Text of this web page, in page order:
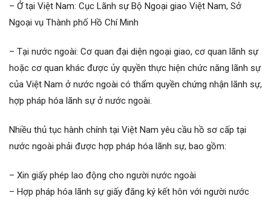
– Ở tại Việt Nam: Cục Lãnh sự Bộ Ngoại giao Việt Nam, Sở
Ngoại vụ Thành phố Hồ Chí Minh
– Tại nước ngoài: Cơ quan đại diện ngoại giao, cơ quan lãnh sự
hoặc cơ quan khác được ủy quyền thực hiện chức năng lãnh sự
của Việt Nam ở nước ngoài có thẩm quyền chứng nhận lãnh sự,
hợp pháp hóa lãnh sự ở nước ngoài.
Nhiều thủ tục hành chính tại Việt Nam yêu cầu hồ sơ cấp tại
nước ngoài phải được hợp pháp hóa lãnh sự, bao gồm:
– Xin giấy phép lao động cho người nước ngoài
– Hợp pháp hóa lãnh sự giấy đăng ký kết hôn với người nước